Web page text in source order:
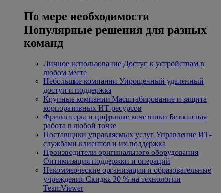
По мере необходимости
Популярные решения для разных
команд
Личное использование Доступ к устройствам в
любом месте
Небольшие компании Упрощенный удаленный
доступ и поддержка
Крупные компании Масштабирование и защита
корпоративных ИТ-ресурсов
Фрилансеры и цифровые кочевники Безопасная
работа в любой точке
Поставщики управляемых услуг Управление ИТ-
службами клиентов и их поддержка
Производители оригинального оборудования
Оптимизация поддержки и операций
Некоммерческие организации и образовательные
учреждения Скидка 30 % на технологии
TeamViewer